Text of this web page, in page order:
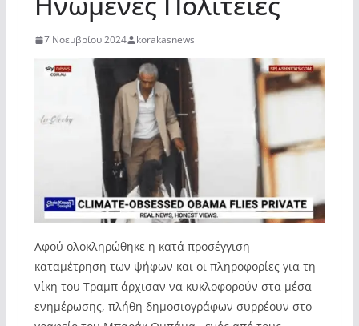
7 Νοεμβρίου 2024 korakasnews
Αφού ολοκληρώθηκε η κατά προσέγγιση
καταμέτρηση των ψήφων και οι πληροφορίες για τη
νίκη του Τραμπ άρχισαν να κυκλοφορούν στα μέσα
ενημέρωσης, πλήθη δημοσιογράφων συρρέουν στο